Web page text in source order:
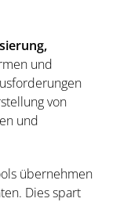
und
von
und
übernehmen
Dies spart